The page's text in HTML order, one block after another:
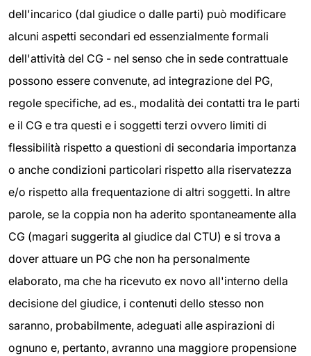
dell'incarico (dal giudice o dalle parti) può modificare
alcuni aspetti secondari ed essenzialmente formali
dell'attività del CG - nel senso che in sede contrattuale
possono essere convenute, ad integrazione del PG,
regole specifiche, ad es., modalità dei contatti tra le parti
e il CG e tra questi e i soggetti terzi ovvero limiti di
flessibilità rispetto a questioni di secondaria importanza
o anche condizioni particolari rispetto alla riservatezza
e/o rispetto alla frequentazione di altri soggetti. In altre
parole, se la coppia non ha aderito spontaneamente alla
CG (magari suggerita al giudice dal CTU) e si trova a
dover attuare un PG che non ha personalmente
elaborato, ma che ha ricevuto ex novo all'interno della
decisione del giudice, i contenuti dello stesso non
saranno, probabilmente, adeguati alle aspirazioni di
ognuno e, pertanto, avranno una maggiore propensione